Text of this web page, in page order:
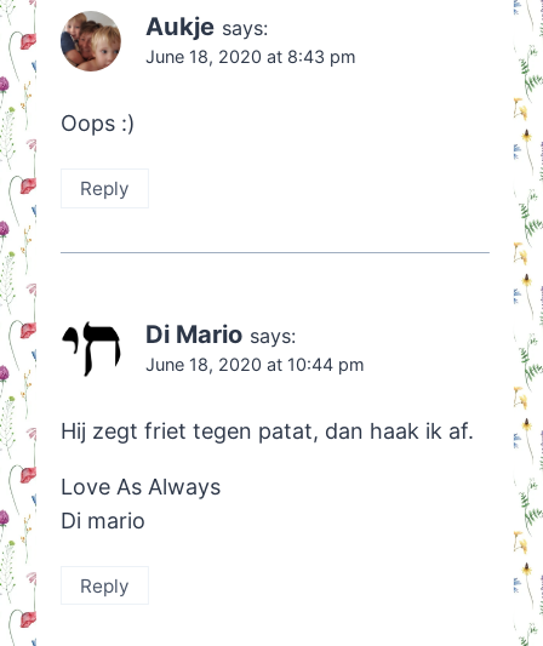
Aukje says:
June 18, 2020 at 8:43 pm
Oops :)
Reply
Di Mario says:
June 18, 2020 at 10:44 pm
Hij zegt friet tegen patat, dan haak ik af.
Love As Always
Di mario
Reply